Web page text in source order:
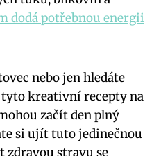
dodá potřebnou energii
nebo jen hledáte
kreativní recepty na
začít den plný
si ujít tuto jedinečnou
stravu se